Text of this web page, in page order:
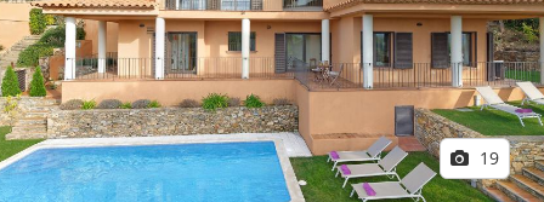
19